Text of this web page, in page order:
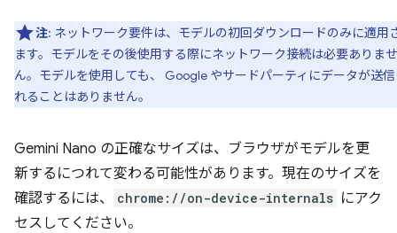
注: ネットワーク要件は、モデルの初回ダウンロードのみに適用
ます。モデルをその後使用する際にネットワーク接続は必要ありませ
ん。モデルを使用しても、 Google やサードパーティにデータが送
れることはありません。
Gemini Nano の正確なサイズは、ブラウザがモデルを更
新するにつれて変わる可能性があります。現在のサイズを
確認するには、
chrome://on-device-internals にアク
セスしてください。